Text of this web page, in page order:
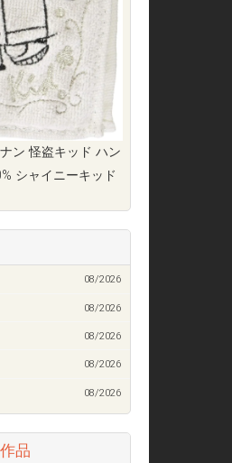
ン 怪盗キッド ハン
シャイニーキッド
08/2026
08/2026
08/2026
08/2026
08/2026
品